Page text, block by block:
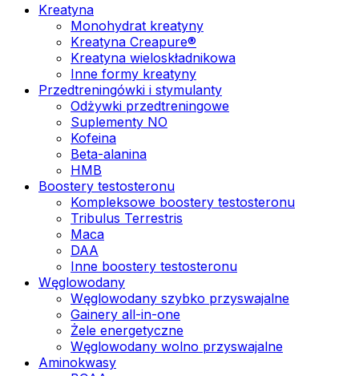
Kreatyna
Monohydrat kreatyny
Kreatyna Creapure®
Kreatyna wieloskładnikowa
Inne formy kreatyny
Przedtreningówki i stymulanty
Odżywki przedtreningowe
Suplementy NO
Kofeina
Beta-alanina
HMB
Boostery testosteronu
Kompleksowe boostery testosteronu
Tribulus Terrestris
Maca
DAA
Inne boostery testosteronu
Węglowodany
Węglowodany szybko przyswajalne
Gainery all-in-one
Żele energetyczne
Węglowodany wolno przyswajalne
Aminokwasy